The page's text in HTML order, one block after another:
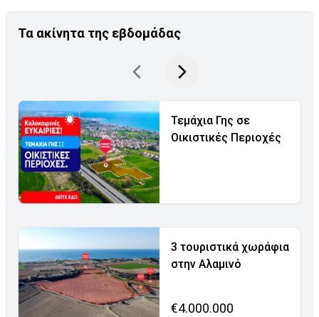
Τα ακίνητα της εβδομάδας
Τεμάχια Γης σε
Οικιστικές Περιοχές
3 τουριστικά χωράφια
στην Αλαμινό
€4.000.000